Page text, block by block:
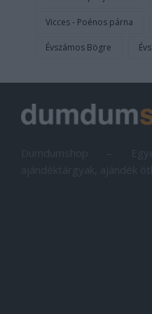
Vicces - Poénos párna
Évszámos Bögre